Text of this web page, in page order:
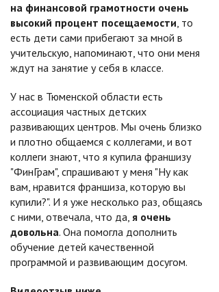
на финансовой грамотности очень
высокий процент посещаемости, то
есть дети сами прибегают за мной в
учительскую, напоминают, что они меня
ждут на занятие у себя в классе.
У нас в Тюменской области есть
ассоциация частных детских
развивающих центров. Мы очень близко
и плотно общаемся с коллегами, и вот
коллеги знают, что я купила франшизу
"ФинГрам", спрашивают у меня "Ну как
вам, нравится франшиза, которую вы
купили?". И я уже несколько раз, общаясь
с ними, отвечала, что да, я очень
довольна. Она помогла дополнить
обучение детей качественной
программой и развивающим досугом.